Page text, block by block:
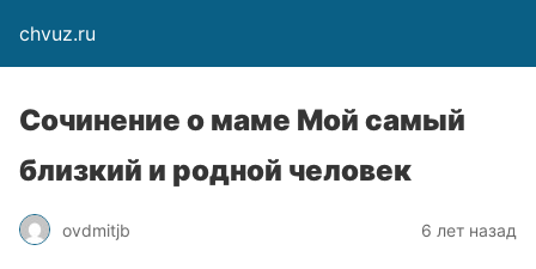
chvuz.ru
Сочинение о маме Мой самый
близкий и родной человек
ovdmitjb 6 лет назад